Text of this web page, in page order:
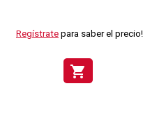
Regístrate para saber el precio!
shopping_cart